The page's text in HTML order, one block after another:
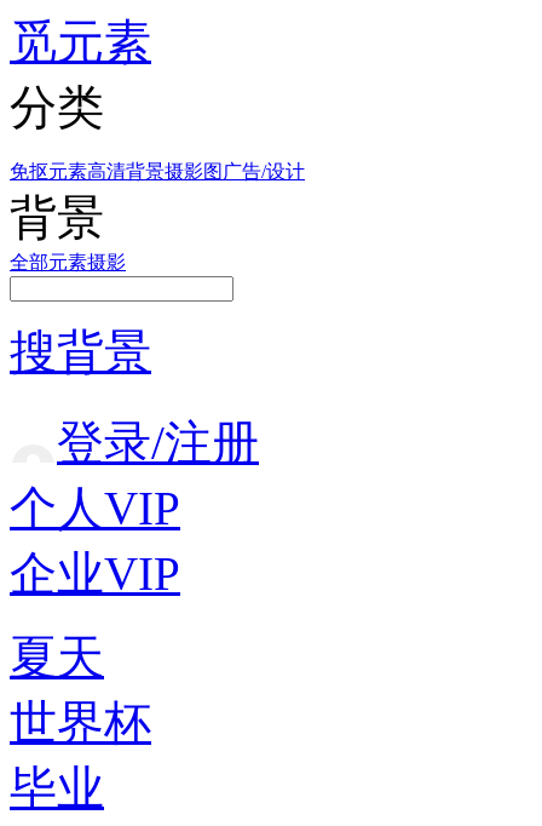
觅元素
分类
免抠元素高清背景摄影图 广告/设计
背景
全部元素摄影
搜背景
登录/注册
个人VIP
企业VIP
夏天
世界杯
毕业